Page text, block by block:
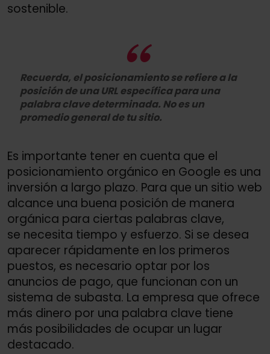
sostenible.
Recuerda, el posicionamiento se refiere a la
posición de una URL específica para una
palabra clave determinada. No es un
promedio general de tu sitio.
Es importante tener en cuenta que el
posicionamiento orgánico en Google es una
inversión a largo plazo. Para que un sitio web
alcance una buena posición de manera
orgánica para ciertas palabras clave,
se necesita tiempo y esfuerzo. Si se desea
aparecer rápidamente en los primeros
puestos, es necesario optar por los
anuncios de pago, que funcionan con un
sistema de subasta. La empresa que ofrece
más dinero por una palabra clave tiene
más posibilidades de ocupar un lugar
destacado.